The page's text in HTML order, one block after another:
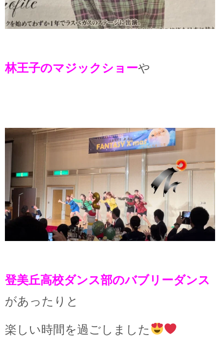
林王子のマジックショーや
登美丘高校ダンス部のバブリーダンス
があったりと
楽しい時間を過ごしました